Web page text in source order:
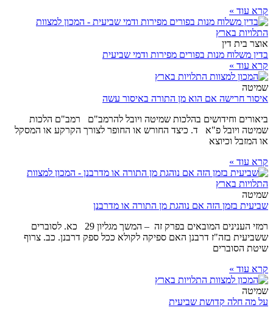
קרא עוד »
אוצר בית דין
בדין משלוח מנות בפורים מפירות ודמי שביעית
קרא עוד »
שמיטה
איסור חרישה אם הוא מן התורה באיסור עשה
ביאורים וחידושים בהלכות שמיטה ויובל להרמב"ם רמב"ם הלכות
שמיטה ויובל פ"א ד. כיצד החורש או החופר לצורך הקרקע או המסקל
או המזבל וכיוצא
קרא עוד »
שמיטה
שביעית בזמן הזה אם נוהגת מן התורה או מדרבנן
רמזי הענינים המובאים בפרק זה – המשך מגליון 29 כא. לסוברים
ששביעית בזה"ז דרבנן האם ספיקה לקולא ככל ספק דרבנן. כב. צרוף
שיטת הסוברים
קרא עוד »
שמיטה
על מה חלה קדושת שביעית